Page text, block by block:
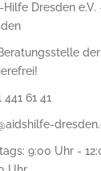
Hilfe Dresden
441 61 41
9:00 Uhr -